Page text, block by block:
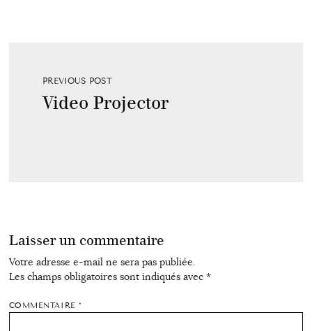
PREVIOUS POST
Video Projector
Laisser un commentaire
Votre adresse e-mail ne sera pas publiée.
Les champs obligatoires sont indiqués avec *
COMMENTAIRE*